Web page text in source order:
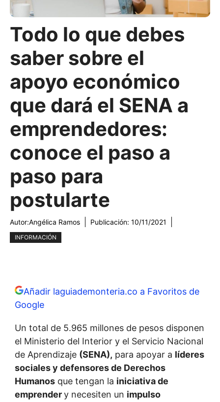
Todo lo que debes
saber sobre el
apoyo económico
que dará el SENA a
emprendedores:
conoce el paso a
paso para
postularte
Autor:Angélica Ramos Publicación: 10/11/2021
INFORMACIÓN
Añadir laguiademonteria.co a Favoritos de
Google
Un total de 5.965 millones de pesos disponen
el Ministerio del Interior y el Servicio Nacional
de Aprendizaje (SENA), para apoyar a líderes
sociales y defensores de Derechos
Humanos que tengan la iniciativa de
emprendery necesiten un impulso